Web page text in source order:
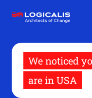
contenido
We noticed
are in USA